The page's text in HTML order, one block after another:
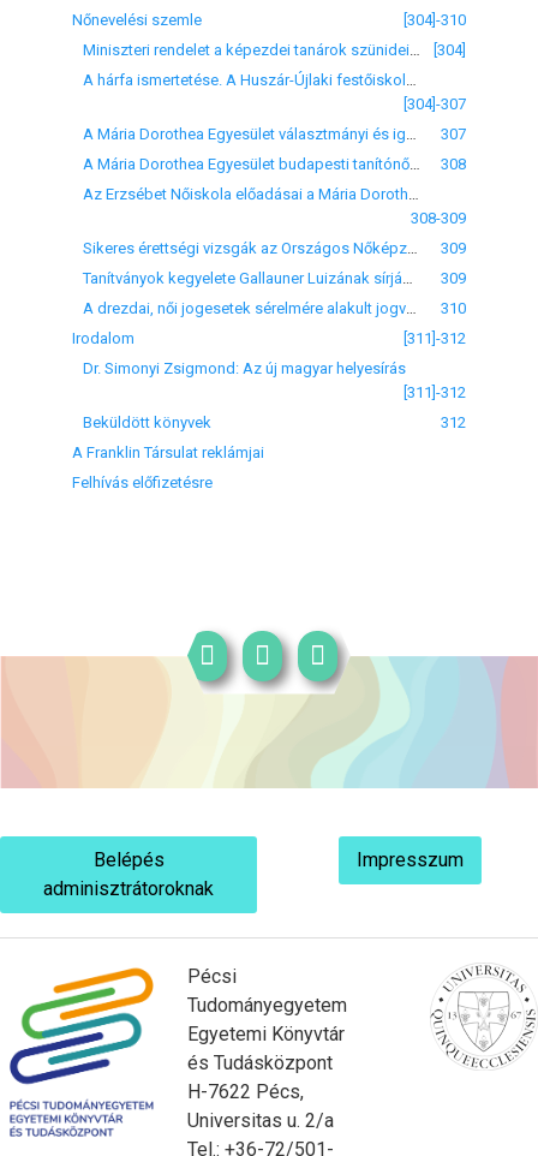
Nőnevelési szemle
[304]-310
[304]
[304]-307
307
308
308-309
309
309
310
Irodalom
[311]-312
Dr. Simonyi Zsigmond: Az új magyar helyesírás
[311]-312
Beküldött könyvek
312
A Franklin Társulat reklámjai
Felhívás előfizetésre
Belépés
adminisztrátoroknak
Impresszum
Pécsi
Tudományegyetem
Egyetemi Könyvtár
és Tudásközpont
H-7622 Pécs,
Universitas u. 2/a
Tel.: +36-72/501-